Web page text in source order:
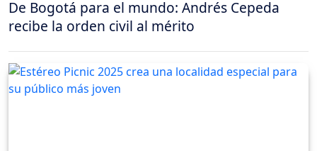
De Bogotá para el mundo: Andrés Cepeda
recibe la orden civil al mérito